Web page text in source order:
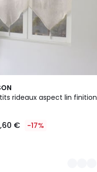
rideaux aspect lin finition
€ -17%